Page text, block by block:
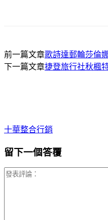
前一篇文章歌詩達郵輪莎倫
下一篇文章捷登旅行社秋楓
十華整合行銷
留下一個答覆